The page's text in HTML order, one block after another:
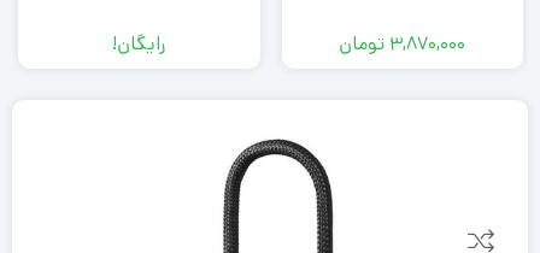
3,870,000 تومان رایگان!